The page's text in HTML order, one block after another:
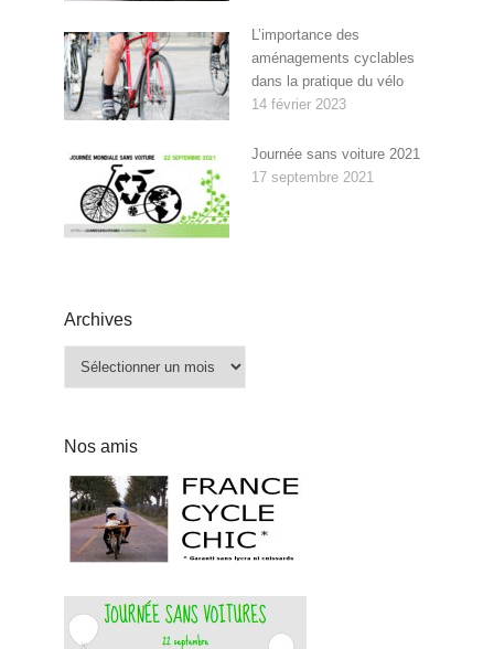
L’importance des
aménagements cyclables
dans la pratique du vélo
14 février 2023
Journée sans voiture 2021
17 septembre 2021
Archives
Archives
Nos amis